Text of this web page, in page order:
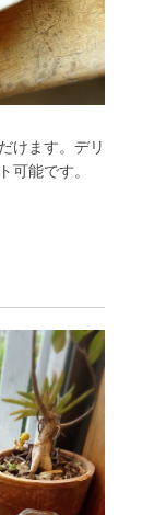
けます。デリ
可能です。